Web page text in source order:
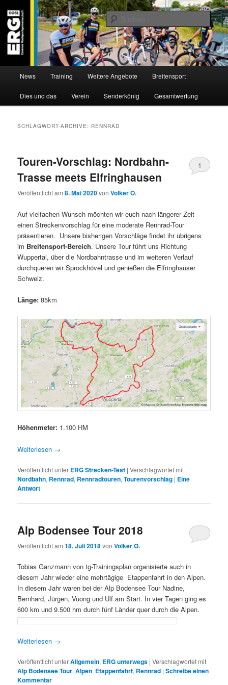
Inhalt
wechseln
sekundären
Inhalt
wechselnERG 1900 e.V
Willkommen bei der Essener Radsportgemeinschaft
News Training Weitere Angebote Breitensport
Dies und das Verein Senderkönig Gesamtwertung
SCHLAGWORT-ARCHIVE: RENNRAD
Touren-Vorschlag: Nordbahn-
Trasse meets Elfringhausen
Veröffentlicht am8. Mai 2020vonVolker O.
1
Auf vielfachen Wunsch möchten wir euch nach längerer Zeit
einen Streckenvorschlag für eine moderate Rennrad-Tour
präsentieren. Unsere bisherigen Vorschläge findet ihr übrigens
im Breitensport-Bereich. Unsere Tour führt uns Richtung
Wuppertal, über die Nordbahntrasse und im weiteren Verlauf
durchqueren wir Sprockhövel und genießen die Elfringhauser
Schweiz.
Länge: 85km
Höhenmeter: 1.100 HM
Weiterlesen →
Veröffentlicht unter ERG Strecken-Test |Verschlagwortet mit
Nordbahn, Rennrad, Rennradtouren,Tourenvorschlag | Eine
Antwort
Alp Bodensee Tour 2018
Veröffentlicht am18. Juli 2018vonVolker O.
Tobias Ganzmann von tg-Trainingsplan organisierte auch in
diesem Jahr wieder eine mehrtägige Etappenfahrt in den Alpen.
In diesem Jahr waren bei der Alp Bodensee Tour Nadine,
Bernhard, Jürgen, Vuong und Ulf am Start. In vier Tagen ging es
600 km und 9.500 hm durch fünf Länder quer durch die Alpen.
Weiterlesen →
Veröffentlicht unterAllgemein, ERG unterwegs |Verschlagwortet mit
Alp Bodensee Tour,Alpen, Etappenfahrt, Rennrad |Schreibe einen
Kommentar